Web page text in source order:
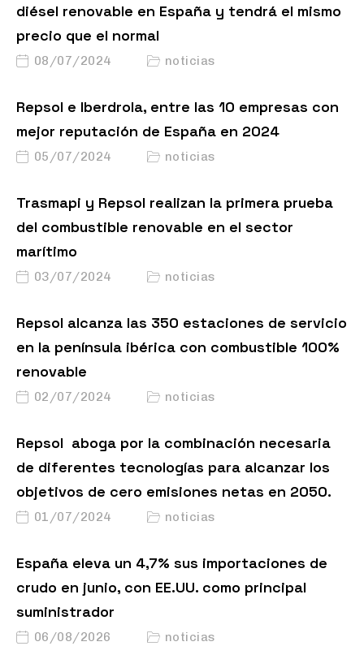
diésel renovable en España y tendrá el mismo
precio que el normal
08/07/2024 noticias
Repsol e Iberdrola, entre las 10 empresas con
mejor reputación de España en 2024
05/07/2024 noticias
Trasmapi y Repsol realizan la primera prueba
del combustible renovable en el sector
marítimo
03/07/2024 noticias
Repsol alcanza las 350 estaciones de servicio
en la península ibérica con combustible 100%
renovable
02/07/2024 noticias
Repsol aboga por la combinación necesaria
de diferentes tecnologías para alcanzar los
objetivos de cero emisiones netas en 2050.
01/07/2024 noticias
España eleva un 4,7% sus importaciones de
crudo en junio, con EE.UU. como principal
suministrador
06/08/2026 noticias